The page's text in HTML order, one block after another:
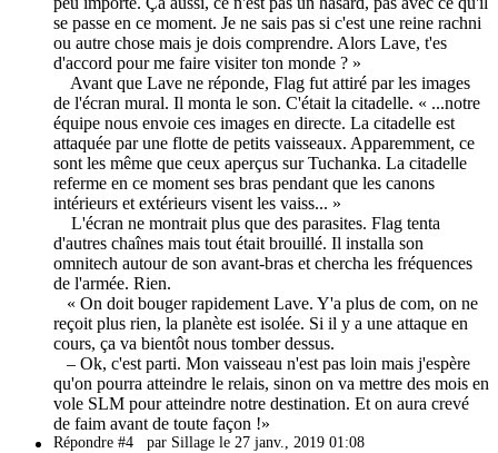
se passe en ce moment. Je ne sais pas si c'est une reine rachni
ou autre chose mais je dois comprendre. Alors Lave, t'es
d'accord pour me faire visiter ton monde ? »
Avant que Lave ne réponde, Flag fut attiré par les images
de l'écran mural. Il monta le son. C'était la citadelle. « ...notre
équipe nous envoie ces images en directe. La citadelle est
attaquée par une flotte de petits vaisseaux. Apparemment, ce
sont les même que ceux aperçus sur Tuchanka. La citadelle
referme en ce moment ses bras pendant que les canons
intérieurs et extérieurs visent les vaiss... »
L'écran ne montrait plus que des parasites. Flag tenta
d'autres chaînes mais tout était brouillé. Il installa son
omnitech autour de son avant-bras et chercha les fréquences
de l'armée. Rien.
« On doit bouger rapidement Lave. Y'a plus de com, on ne
reçoit plus rien, la planète est isolée. Si il y a une attaque en
cours, ça va bientôt nous tomber dessus.
– Ok, c'est parti. Mon vaisseau n'est pas loin mais j'espère
qu'on pourra atteindre le relais, sinon on va mettre des mois en
vole SLM pour atteindre notre destination. Et on aura crevé
de faim avant de toute façon !»
Répondre #4 par Sillage le 27 janv., 2019 01:08